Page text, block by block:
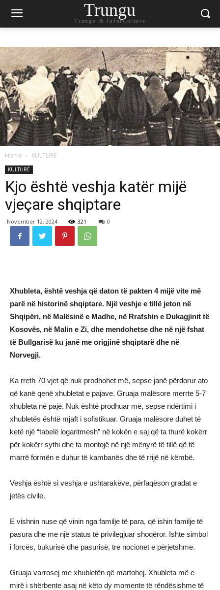
Trungu
Trungu & InforCulture
Home KULTURË
KULTURË
Kjo është veshja katër mijë
vjeçare shqiptare
November 12, 2024 321 0
Xhubleta, është veshja që daton të pakten 4 mijë vite më
parë në historinë shqiptare. Një veshje e tillë jeton në
Shqipëri, në Malësinë e Madhe, në Rrafshin e Dukagjinit të
Kosovës, në Malin e Zi, dhe mendohetse dhe në një fshat
të Bullgarisë ku janë me origjinë shqiptarë dhe në
Norvegji.
Ka rreth 70 vjet që nuk prodhohet më, sepse janë përdorur ato
që kanë qenë xhubletat e pajave. Gruaja malësore merrte 5-7
xhubleta në pajë. Nuk është prodhuar më, sepse ndërtimi i
xhubletës është mjaft i sofistikuar. Gruaja malësore duhet të
ketë një “tabelë logaritmesh” në kokën e saj që ta thurë kokërr
për kokërr sythi dhe ta montojë në një mënyrë të tillë që të
marrë formën e duhur të kambanës dhe të rrijë në këmbë.
Veshja është si veshja e ushtarakëve, përfaqëson gradat e
jetës civile.
E vishnin nuse që vinin nga familje të para, që ishin familje të
pasura dhe me një status të privilegjuar shoqëror. Ishte simbol
i forcës, bukurisë dhe pasurisë, tre nocionet e përjetshme.
Gruaja varrosej me xhubletën që martohej. Xhubleta më e
mirë i shërbente asaj në këto dy momente të rëndësishme të